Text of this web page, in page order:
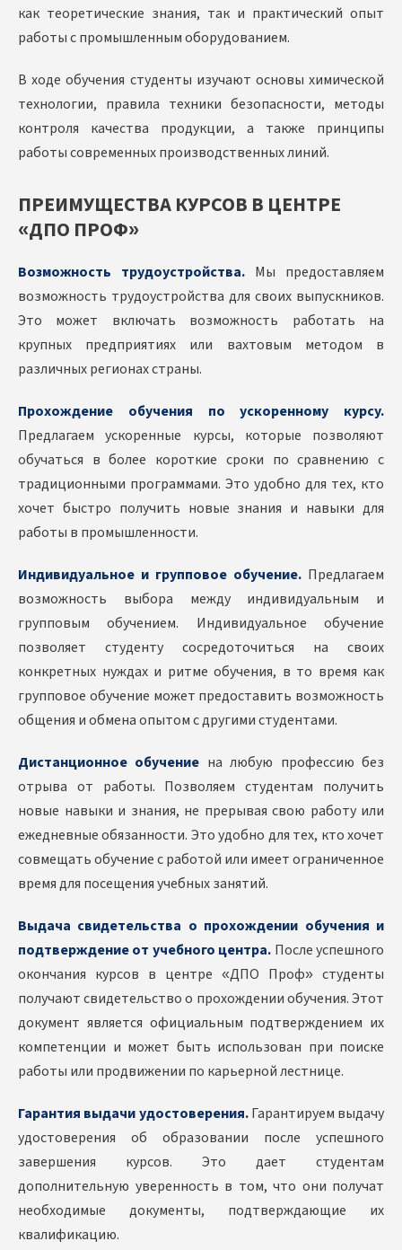
как теоретические знания, так и практический опыт
работы с промышленным оборудованием.
В ходе обучения студенты изучают основы химической
технологии, правила техники безопасности, методы
контроля качества продукции, а также принципы
работы современных производственных линий.
ПРЕИМУЩЕСТВА КУРСОВ В ЦЕНТРЕ
«ДПО ПРОФ»
Возможность трудоустройства. Мы предоставляем
возможность трудоустройства для своих выпускников.
Это может включать возможность работать на
крупных предприятиях или вахтовым методом в
различных регионах страны.
Прохождение обучения по ускоренному курсу.
Предлагаем ускоренные курсы, которые позволяют
обучаться в более короткие сроки по сравнению с
традиционными программами. Это удобно для тех, кто
хочет быстро получить новые знания и навыки для
работы в промышленности.
Индивидуальное и групповое обучение. Предлагаем
возможность выбора между индивидуальным и
групповым обучением. Индивидуальное обучение
позволяет студенту сосредоточиться на своих
конкретных нуждах и ритме обучения, в то время как
групповое обучение может предоставить возможность
общения и обмена опытом с другими студентами.
Дистанционное обучение на любую профессию без
отрыва от работы. Позволяем студентам получить
новые навыки и знания, не прерывая свою работу или
ежедневные обязанности. Это удобно для тех, кто хочет
совмещать обучение с работой или имеет ограниченное
время для посещения учебных занятий.
Выдача свидетельства о прохождении обучения и
подтверждение от учебного центра. После успешного
окончания курсов в центре «ДПО Проф» студенты
получают свидетельство о прохождении обучения. Этот
документ является официальным подтверждением их
компетенции и может быть использован при поиске
работы или продвижении по карьерной лестнице.
Гарантия выдачи удостоверения.Гарантируем выдачу
удостоверения об образовании после успешного
завершения курсов. Это дает студентам
дополнительную уверенность в том, что они получат
необходимые документы, подтверждающие их
квалификацию.